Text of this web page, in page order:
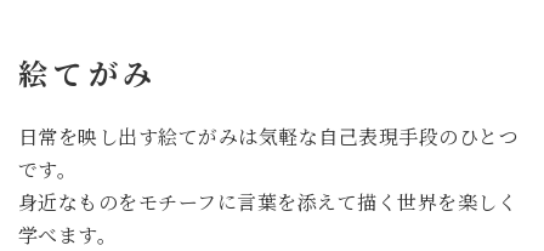
絵てがみ
日常を映し出す絵てがみは気軽な自己表現手段のひとつ
です。
身近なものをモチーフに言葉を添えて描く世界を楽しく
学べます。